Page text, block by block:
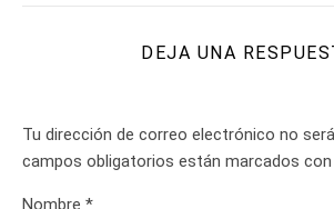
DEJA UNA
Tu dirección de correo electrónico no
campos obligatorios están marcados con
Nombre *